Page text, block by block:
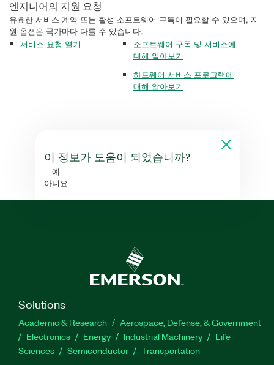
엔지니어의 지원 요청
유효한 서비스 계약 또는 활성 소프트웨어 구독이 필요할 수 있으며, 지
원 옵션은 국가마다 다를 수 있습니다.
서비스 요청 열기
소프트웨어 구독 및 서비스에
대해 알아보기
하드웨어 서비스 프로그램에
대해 알아보기
이 정보가 도움이 되었습니까?
예
아니요
Solutions
Academic & Research
Aerospace, Defense, & Government
Electronics
Energy Industrial Machinery
Life
Sciences
Semiconductor Transportation